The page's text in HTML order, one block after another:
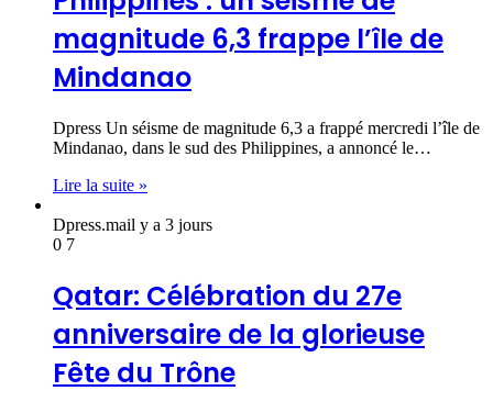
magnitude 6,3 frappe l’île de
Mindanao
Dpress Un séisme de magnitude 6,3 a frappé mercredi l’île de
Mindanao, dans le sud des Philippines, a annoncé le…
Lire la suite »
Dpress.mail y a 3 jours
0 7
Qatar: Célébration du 27e
anniversaire de la glorieuse
Fête du Trône